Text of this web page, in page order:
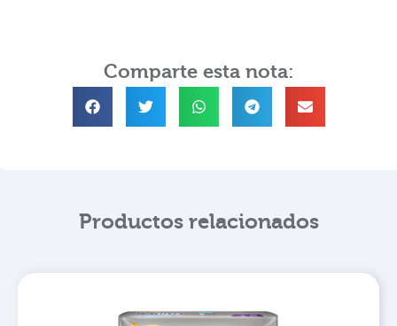
Comparte esta nota:
Productos relacionados